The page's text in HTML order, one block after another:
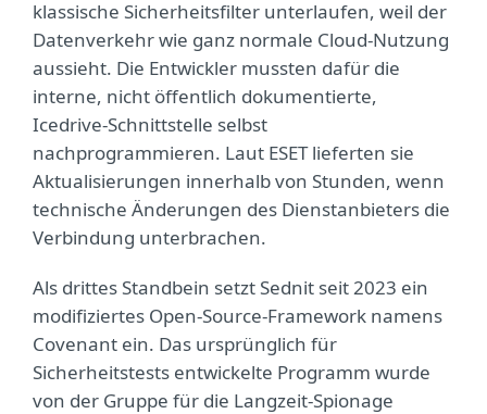
klassische Sicherheitsfilter unterlaufen, weil der
Datenverkehr wie ganz normale Cloud-Nutzung
aussieht. Die Entwickler mussten dafür die
interne, nicht öffentlich dokumentierte,
Icedrive-Schnittstelle selbst
nachprogrammieren. Laut ESET lieferten sie
Aktualisierungen innerhalb von Stunden, wenn
technische Änderungen des Dienstanbieters die
Verbindung unterbrachen.
Als drittes Standbein setzt Sednit seit 2023 ein
modifiziertes Open-Source-Framework namens
Covenant ein. Das ursprünglich für
Sicherheitstests entwickelte Programm wurde
von der Gruppe für die Langzeit-Spionage